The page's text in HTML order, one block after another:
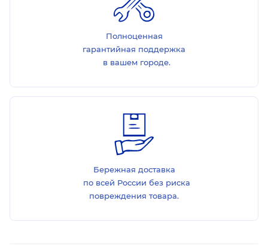
Полноценная
гарантийная поддержка
в вашем городе.
Бережная доставка
по всей России без риска
повреждения товара.